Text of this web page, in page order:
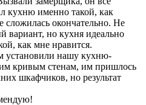
кухню именно такой, как
сложилась окончательно. Не
вариант, но кухня идеально
как мне нравится.
установили нашу кухню-
кривым стенам, им пришлось
шкафчиков, но результат